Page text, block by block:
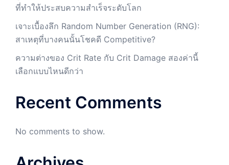
ที่ทำให้ประสบความสำเร็จระดับโลก
เจาะเบื้องลึก Random Number Generation (RNG):
สาเหตุที่บางคนนั้นโชคดี Competitive?
ความต่างของ Crit Rate กับ Crit Damage สองค่านี้
เลือกแบบไหนดีกว่า
Recent Comments
No comments to show.